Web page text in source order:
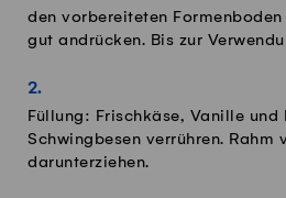
den vorbereiteten
gut andrücken. Bis zur
Füllung: Frischkäse, Vanille und
Schwingbesen verrühren. Rahm
darunterziehen.